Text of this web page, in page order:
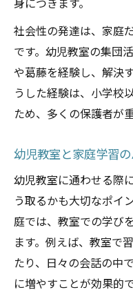
身につきます。
社会性の発達は、家庭
です。幼児教室の集団
や葛藤を経験し、解決
うした経験は、小学校
ため、多くの保護者が
幼児教室と家庭学習
幼児教室に通わせる際
う取るかも大切なポイ
庭では、教室での学び
ます。例えば、教室で
たり、日々の会話の中
に増やすことが効果的で